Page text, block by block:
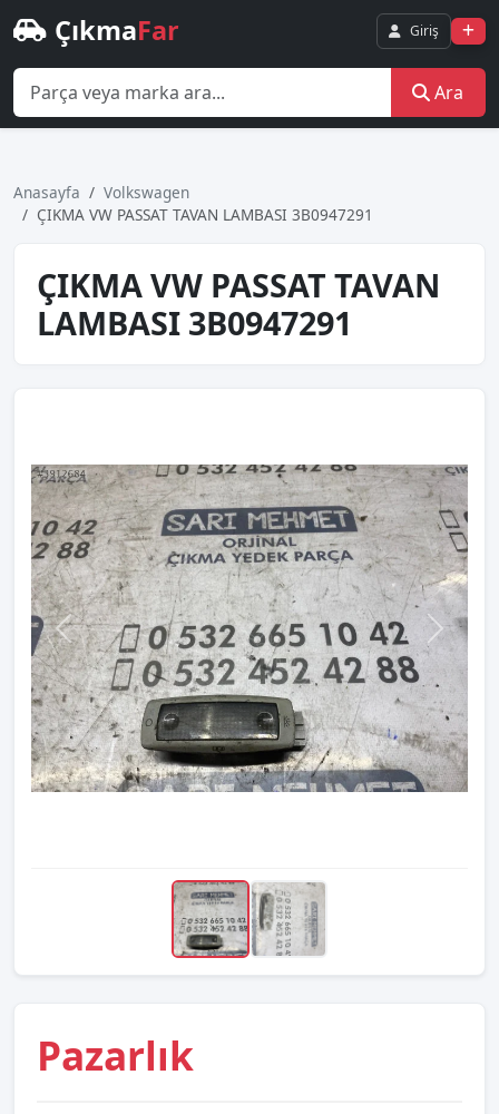
ÇıkmaFar Giriş
Ara
Anasayfa
Volkswagen
ÇIKMA VW PASSAT TAVAN LAMBASI 3B0947291
ÇIKMA VW PASSAT TAVAN
LAMBASI 3B0947291
Pazarlık